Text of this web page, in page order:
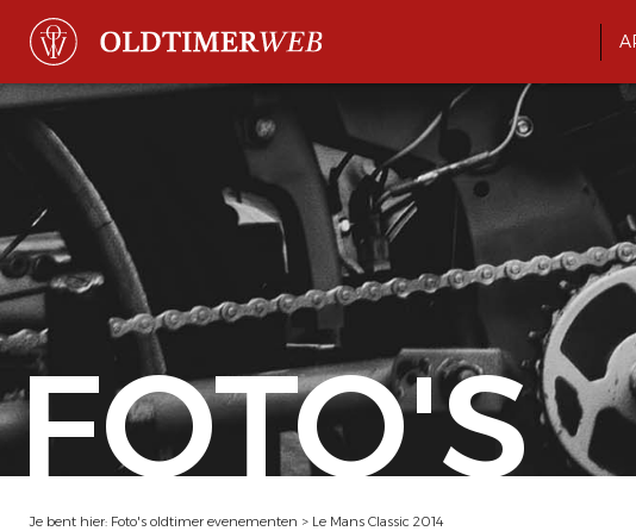
FOTO'S
Je bent hier: Foto's oldtimer evenementen > Le Mans Classic 2014